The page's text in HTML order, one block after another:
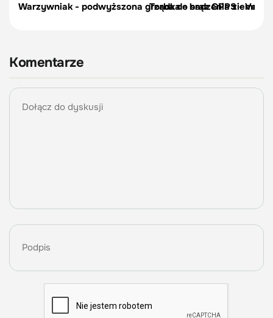
Warzywniak - podwyższona grządka - brąz GPPS -
Torba do sadzenia
Komentarze